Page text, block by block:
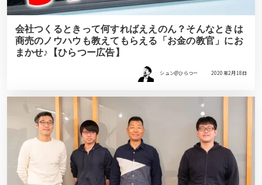
会社つくるときって何すればええのん？そんなときは
商売のノウハウも教えてもらえる「お金の教官」にお
まかせ♪【ひらつー広告】
シュン@ひらつー 2020年2月18日